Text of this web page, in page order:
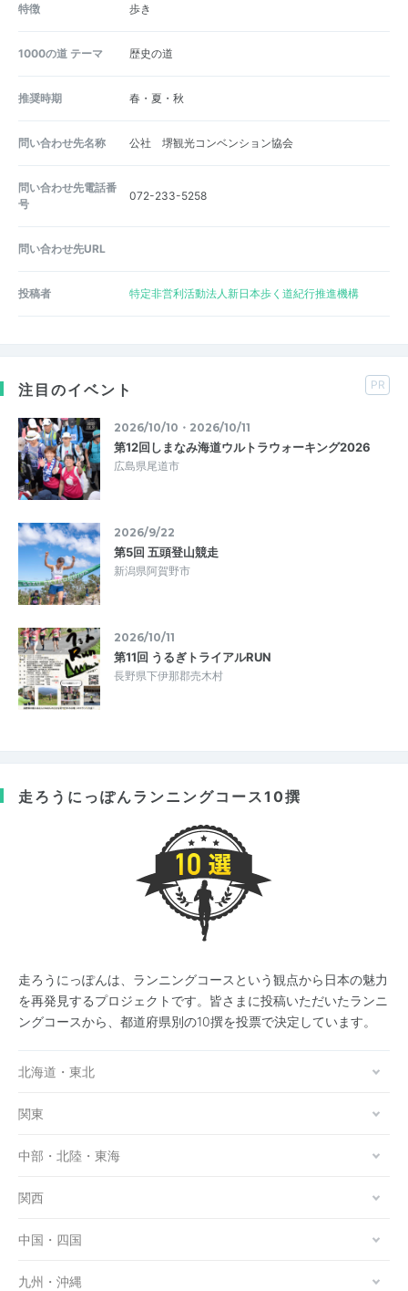
特徴
歩き
1000の道 テーマ 歴史の道
推奨時期 春・夏・秋
問い合わせ先名称 公社 堺観光コンベンション協会
問い合わせ先電話番
号
072-233-5258
問い合わせ先URL
投稿者 特定非営利活動法人新日本歩く道紀行推進機構
注目のイベント PR
2026/10/10・2026/10/11
第12回しまなみ海道ウルトラウォーキング2026
広島県尾道市
2026/9/22
第5回 五頭登山競走
新潟県阿賀野市
2026/10/11
第11回 うるぎトライアルRUN
長野県下伊那郡売木村
走ろうにっぽんランニングコース10撰
走ろうにっぽんは、ランニングコースという観点から日本の魅力
を再発見するプロジェクトです。皆さまに投稿いただいたランニ
ングコースから、都道府県別の10撰を投票で決定しています。
北海道・東北
関東
中部・北陸・東海
関西
中国・四国
九州・沖縄